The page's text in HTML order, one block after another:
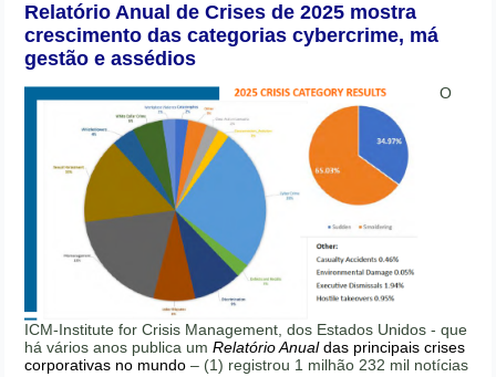
Relatório Anual de Crises de 2025 mostra
crescimento das categorias cybercrime, má
gestão e assédios
O
ICM-Institute for Crisis Management, dos Estados Unidos - que
há vários anos publica umRelatório Anualdas principais crises
corporativas no mundo – (1) registrou 1 milhão 232 mil notícias